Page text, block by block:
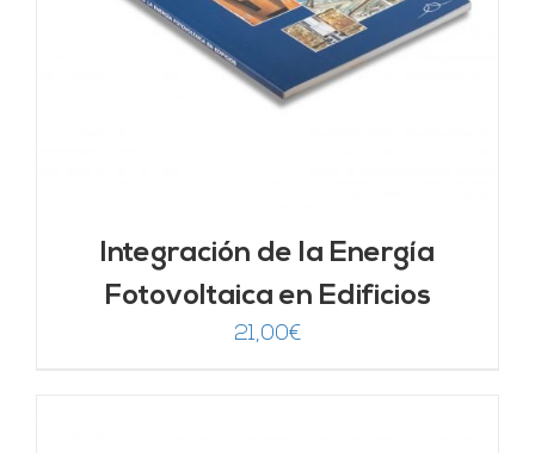
Integración de la Energía
Fotovoltaica en Edificios
21,00€